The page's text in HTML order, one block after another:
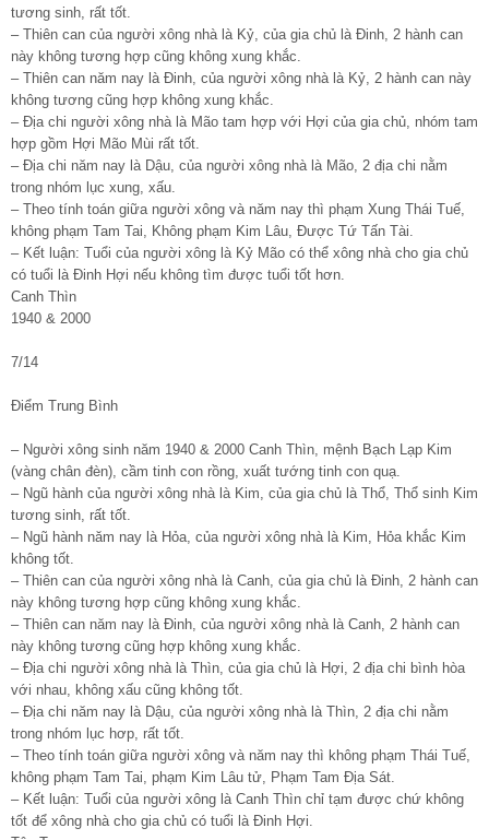
tương sinh, rất tốt.
– Thiên can của người xông nhà là Kỷ, của gia chủ là Đinh, 2 hành can
này không tương hợp cũng không xung khắc.
– Thiên can năm nay là Đinh, của người xông nhà là Kỷ, 2 hành can này
không tương cũng hợp không xung khắc.
– Địa chi người xông nhà là Mão tam hợp với Hợi của gia chủ, nhóm tam
hợp gồm Hợi Mão Mùi rất tốt.
– Địa chi năm nay là Dậu, của người xông nhà là Mão, 2 địa chi nằm
trong nhóm lục xung, xấu.
– Theo tính toán giữa người xông và năm nay thì phạm Xung Thái Tuế,
không phạm Tam Tai, Không phạm Kim Lâu, Được Tứ Tấn Tài.
– Kết luận: Tuổi của người xông là Kỷ Mão có thể xông nhà cho gia chủ
có tuổi là Đinh Hợi nếu không tìm được tuổi tốt hơn.
Canh Thìn
1940 & 2000
7/14
Điểm Trung Bình
– Người xông sinh năm 1940 & 2000 Canh Thìn, mệnh Bạch Lạp Kim
(vàng chân đèn), cầm tinh con rồng, xuất tướng tinh con quạ.
– Ngũ hành của người xông nhà là Kim, của gia chủ là Thổ, Thổ sinh Kim
tương sinh, rất tốt.
– Ngũ hành năm nay là Hỏa, của người xông nhà là Kim, Hỏa khắc Kim
không tốt.
– Thiên can của người xông nhà là Canh, của gia chủ là Đinh, 2 hành can
này không tương hợp cũng không xung khắc.
– Thiên can năm nay là Đinh, của người xông nhà là Canh, 2 hành can
này không tương cũng hợp không xung khắc.
– Địa chi người xông nhà là Thìn, của gia chủ là Hợi, 2 địa chi bình hòa
với nhau, không xấu cũng không tốt.
– Địa chi năm nay là Dậu, của người xông nhà là Thìn, 2 địa chi nằm
trong nhóm lục hơp, rất tốt.
– Theo tính toán giữa người xông và năm nay thì không phạm Thái Tuế,
không phạm Tam Tai, phạm Kim Lâu tử, Phạm Tam Địa Sát.
– Kết luận: Tuổi của người xông là Canh Thìn chỉ tạm được chứ không
tốt để xông nhà cho gia chủ có tuổi là Đinh Hợi.